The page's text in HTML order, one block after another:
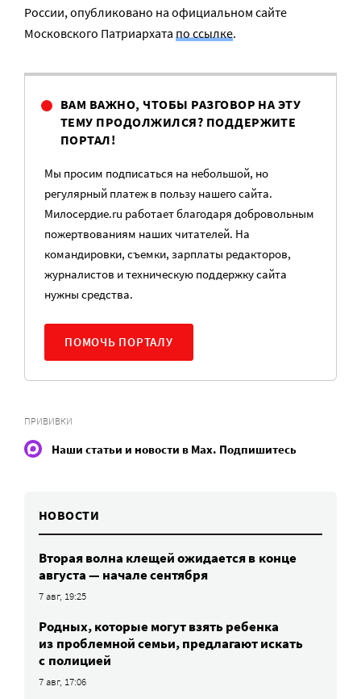
России, опубликовано на официальном сайте
Московского Патриархата по ссылке.
ВАМ ВАЖНО, ЧТОБЫ РАЗГОВОР НА ЭТУ
ТЕМУ ПРОДОЛЖИЛСЯ? ПОДДЕРЖИТЕ
ПОРТАЛ!
Мы просим подписаться на небольшой, но
регулярный платеж в пользу нашего сайта.
Милосердие.ru работает благодаря добровольным
пожертвованиям наших читателей. На
командировки, съемки, зарплаты редакторов,
журналистов и техническую поддержку сайта
нужны средства.
ПОМОЧЬ ПОРТАЛУ
ПРИВИВКИ
Наши статьи и новости в Max. Подпишитесь
НОВОСТИ
Вторая волна клещей ожидается в конце
августа — начале сентября
7 авг, 19:25
Родных, которые могут взять ребенка
из проблемной семьи, предлагают искать
с полицией
7 авг, 17:06